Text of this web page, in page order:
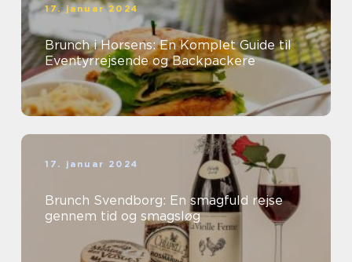
17. januar 2024
Brunch i Horsens: En Komplet Guide til
Eventyrrejsende og Backpackere
17. januar 2024
Brunch Svendborg: En smagfuld rejse
gennem tid og smagsløg